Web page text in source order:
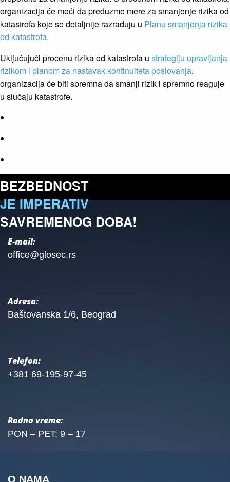
organizacija će moći da preduzme mere za smanjenje rizika od
katastrofa koje se detaljnije razrađuju u Planu smanjenja rizika
od katastrofa.
Uključujući procenu rizika od katastrofa u strategiju upravljanja
rizikom i planom za nastavak kontinuiteta poslovanja,
organizacija će biti spremna da smanji rizik i spremno reaguje
u slučaju katastrofe.
BEZBEDNOST
JE IMPERATIV
SAVREMENOG DOBA!
E-mail:
office@glosec.rs
Adresa:
Baštovanska 1/6, Beograd
Telefon:
+381 69-195-97-45
Radno vreme:
PON – PET: 9 – 17
O NAMA